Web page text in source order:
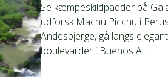
Se kæmpeskildpadder på
udforsk Machu Picchu i Perus
Andesbjerge, gå langs
boulevarder i Buenos A...